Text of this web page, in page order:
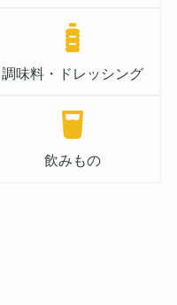
調味料・ドレッシング
飲みもの